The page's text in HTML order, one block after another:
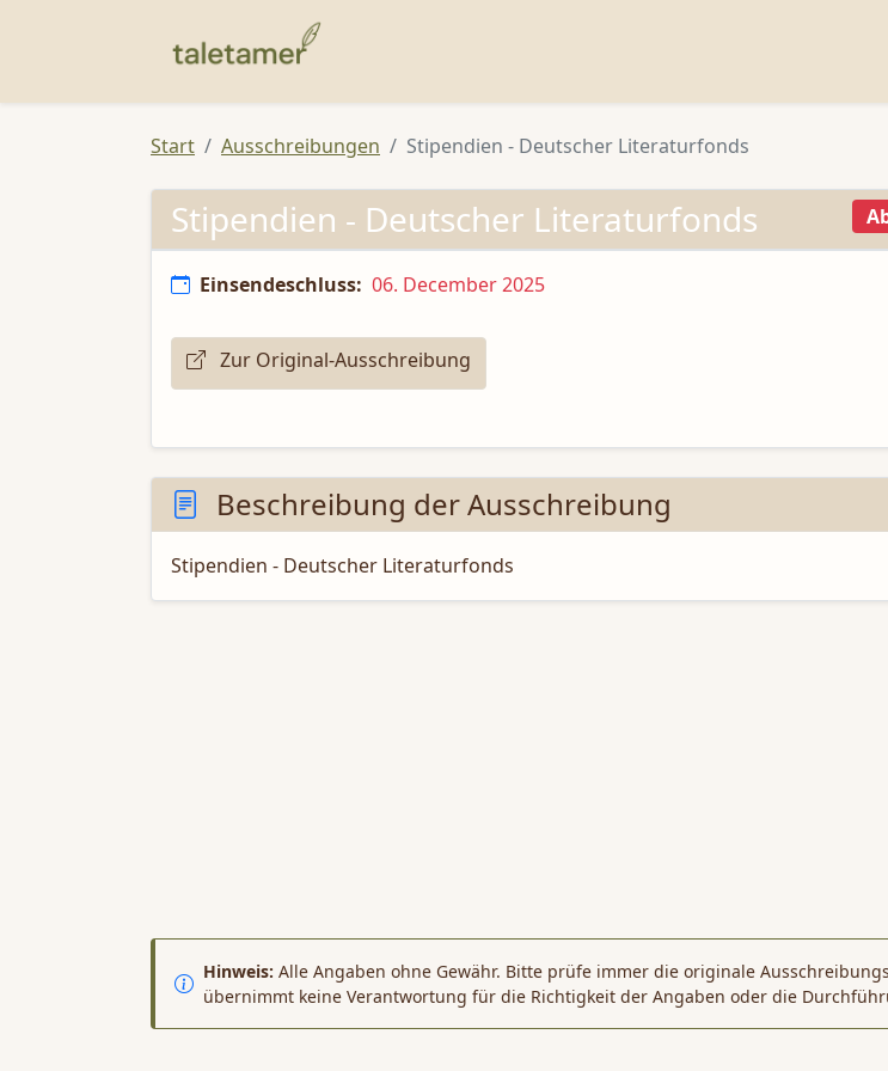
Start Ausschreibungen Stipendien - Deutscher Literaturfonds
Stipendien - Deutscher Literaturfonds
Einsendeschluss: 06. December 2025
Zur Original-Ausschreibung
Beschreibung der Ausschreibung
Stipendien - Deutscher Literaturfonds
Hinweis: Alle Angaben ohne Gewähr. Bitte prüfe immer die originale
übernimmt keine Verantwortung für die Richtigkeit der Angaben oder die